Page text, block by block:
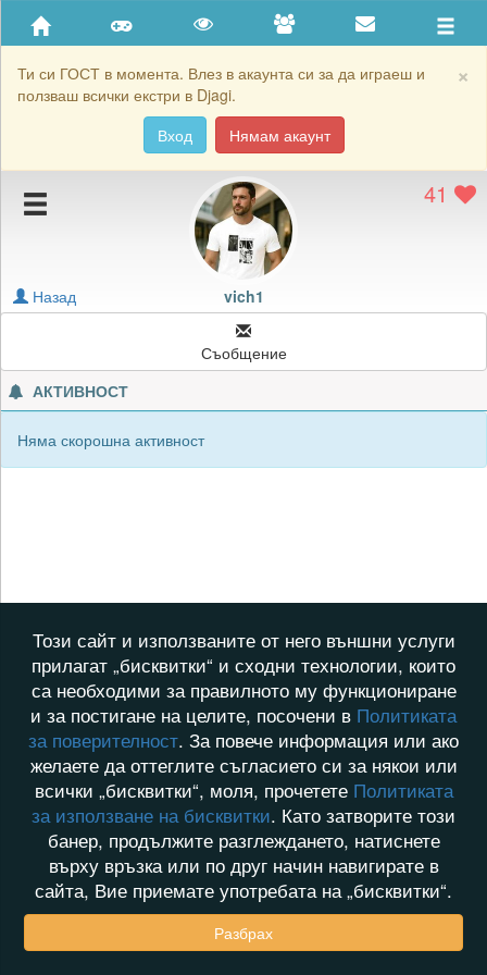
×
Ти си ГОСТ в момента. Влез в акаунта си за да играеш и
ползваш всички екстри в Djagi.
Вход
Нямам акаунт
Приятели
Хронология на игри
Подаръците на vich1
Блокирай vich1
41
vich1
Назад
Съобщение
АКТИВНОСТ
Няма скорошна активност
Този сайт и използваните от него външни услуги
прилагат „бисквитки“ и сходни технологии, които
са необходими за правилното му функциониране
и за постигане на целите, посочени в Политиката
за поверителност. За повече информация или ако
желаете да оттеглите съгласието си за някои или
всички „бисквитки“, моля, прочетете Политиката
за използване на бисквитки. Като затворите този
банер, продължите разглеждането, натиснете
върху връзка или по друг начин навигирате в
сайта, Вие приемате употребата на „бисквитки“.
Разбрах